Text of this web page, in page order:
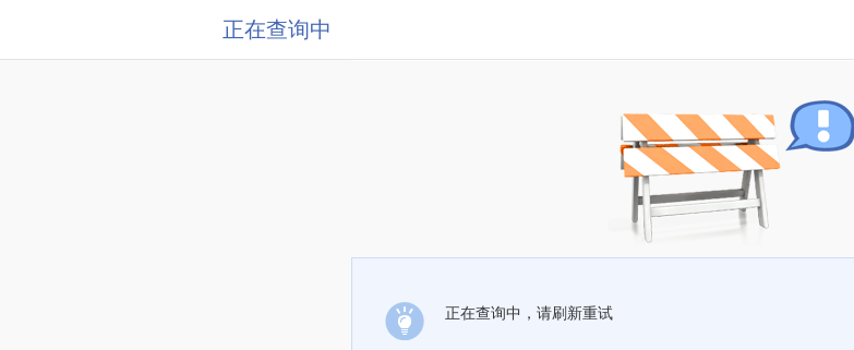
正在查询中
正在查询中，请刷新重试